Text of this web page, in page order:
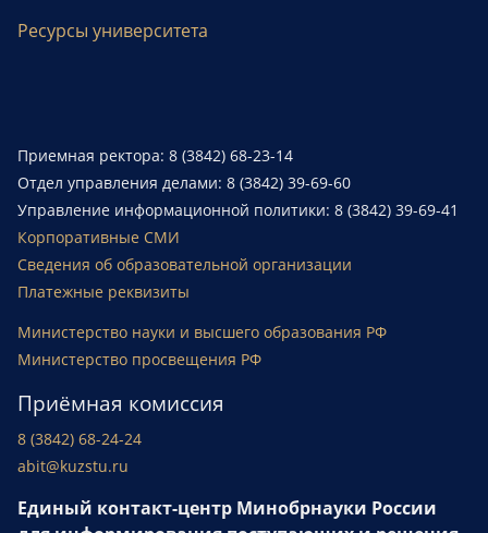
Ресурсы университета
Приемная ректора: 8 (3842) 68-23-14
Отдел управления делами: 8 (3842) 39-69-60
Управление информационной политики: 8 (3842) 39-69-41
Корпоративные СМИ
Сведения об образовательной организации
Платежные реквизиты
Министерство науки и высшего образования РФ
Министерство просвещения РФ
Приёмная комиссия
8 (3842) 68-24-24
abit@kuzstu.ru
Единый контакт-центр Минобрнауки России